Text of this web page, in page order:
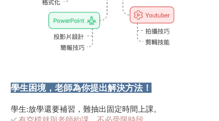
學生困境， 老師為你提出解決方法！
學生:放學還要補習，難抽出固定時間上課。